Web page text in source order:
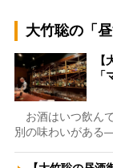
大竹聡の「昼
お酒はいつ飲ん
別の味わいがある